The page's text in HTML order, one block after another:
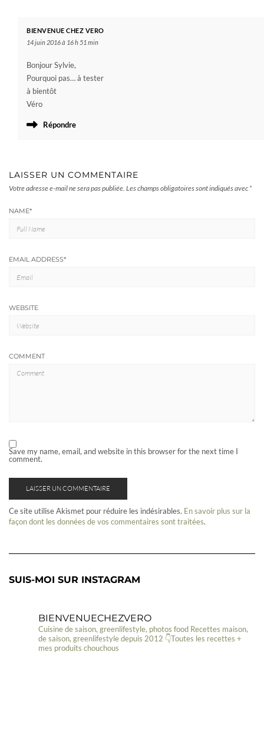
BIENVENUE CHEZ VERO
14 juin 2016 à 16 h 51 min
Bonjour Sylvie,
Pourquoi pas… à tester
à bientôt
Véro
Répondre
LAISSER UN COMMENTAIRE
Votre adresse e-mail ne sera pas publiée. Les champs obligatoires sont indiqués avec *
NAME*
EMAIL ADDRESS*
WEBSITE
COMMENT
Save my name, email, and website in this browser for the next time I
comment.
Ce site utilise Akismet pour réduire les indésirables. En savoir plus sur la
façon dont les données de vos commentaires sont traitées.
SUIS-MOI SUR INSTAGRAM
BIENVENUECHEZVERO
Cuisine de saison, greenlifestyle, photos food Recettes maison,
de saison, greenlifestyle depuis 2012 👇Toutes les recettes +
mes produits chouchous